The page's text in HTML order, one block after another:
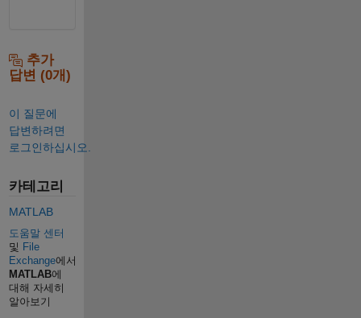
추가
답변 (0개)
이 질문에
답변하려면
로그인하십시오.
카테고리
MATLAB
도움말 센터
및 File
Exchange에서
MATLAB에
대해 자세히
알아보기